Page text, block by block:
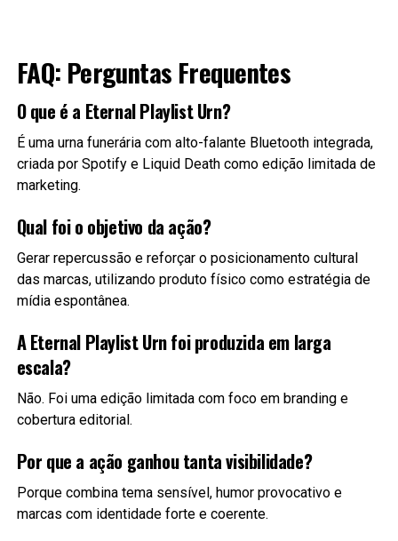
FAQ: Perguntas Frequentes
O que é a Eternal Playlist Urn?
É uma urna funerária com alto-falante Bluetooth integrada,
criada por Spotify e Liquid Death como edição limitada de
marketing.
Qual foi o objetivo da ação?
Gerar repercussão e reforçar o posicionamento cultural
das marcas, utilizando produto físico como estratégia de
mídia espontânea.
A Eternal Playlist Urn foi produzida em larga
escala?
Não. Foi uma edição limitada com foco em branding e
cobertura editorial.
Por que a ação ganhou tanta visibilidade?
Porque combina tema sensível, humor provocativo e
marcas com identidade forte e coerente.